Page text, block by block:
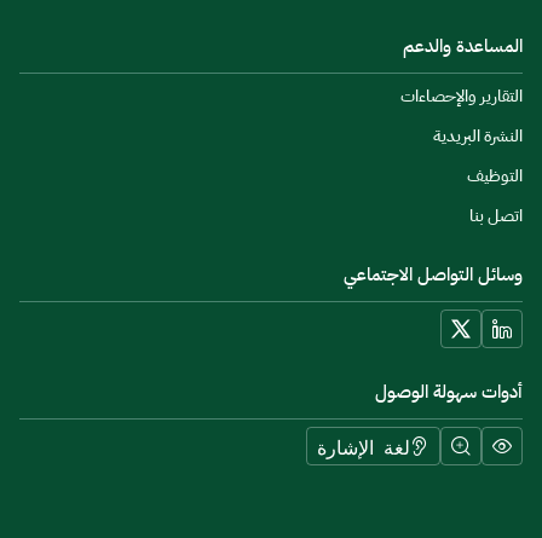
المساعدة والدعم
التقارير والإحصاءات
النشرة البريدية
التوظيف
اتصل بنا
وسائل التواصل الاجتماعي
أدوات سهولة الوصول
لغة الإشارة